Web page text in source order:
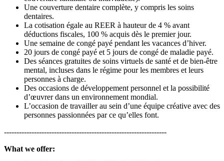
Une couverture dentaire complète, y compris les soins
dentaires.
La cotisation égale au REER à hauteur de 4 % avant
déductions fiscales, 100 % acquis dès le premier jour.
Une semaine de congé payé pendant les vacances d’hiver.
20 jours de congé payé et 5 jours de congé de maladie payé.
Des séances gratuites de soins virtuels de santé et de bien-être
mental, incluses dans le régime pour les membres et leurs
personnes à charge.
Des occasions de développement personnel et la possibilité
d’œuvrer dans un environnement mondial.
L’occasion de travailler au sein d’une équipe créative avec des
personnes passionnées par ce qu’elles font.
-----------------------------------------------------------------
What we offer: